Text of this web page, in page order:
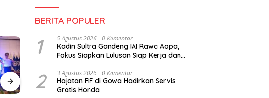
BERITA POPULER
1 5 Agustus 2026 0 Komentar
Kadin Sultra Gandeng IAI Rawa Aopa,
Fokus Siapkan Lulusan Siap Kerja dan
2 3 Agustus 2026 0 Komentar
Hajatan FIF di Gowa Hadirkan Servis
Gratis Honda